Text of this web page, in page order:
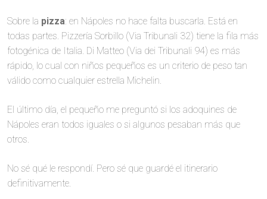
Sobre la pizza: en Nápoles no hace falta buscarla. Está en
todas partes. Pizzería Sorbillo (Via Tribunali 32) tiene la fila más
fotogénica de Italia. Di Matteo (Via dei Tribunali 94) es más
rápido, lo cual con niños pequeños es un criterio de peso tan
válido como cualquier estrella Michelin.
El último día, el pequeño me preguntó si los adoquines de
Nápoles eran todos iguales o si algunos pesaban más que
otros.
No sé qué le respondí. Pero sé que guardé el itinerario
definitivamente.